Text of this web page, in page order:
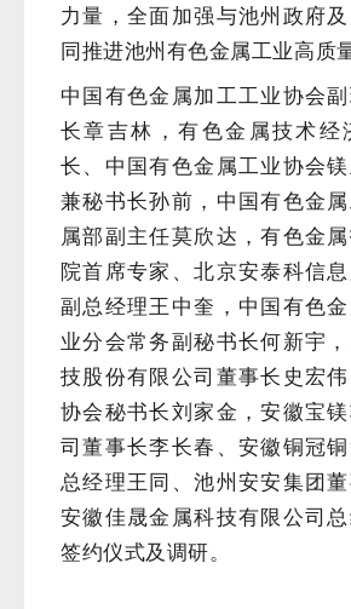
力量，全面加强与池州政府
同推进池州有色金属工业高质
中国有色金属加工工业协会
长章吉林，有色金属技术经
长、中国有色金属工业协会
兼秘书长孙前，中国有色金
属部副主任莫欣达，有色金
院首席专家、北京安泰科信
副总经理王中奎，中国有色
业分会常务副秘书长何新宇
技股份有限公司董事长史宏
协会秘书长刘家金，安徽宝
司董事长李长春、安徽铜冠
总经理王同、池州安安集团董
安徽佳晟金属科技有限公司
签约仪式及调研。